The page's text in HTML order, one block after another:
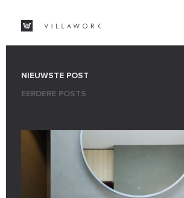
NIEUWSTE POST
EERDERE POSTS